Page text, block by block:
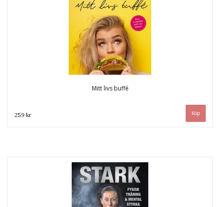
Mitt livs buffé
259 kr